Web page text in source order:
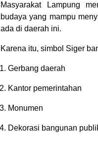
Masyarakat Lampung
budaya yang mampu
ada di daerah ini.
Karena itu, simbol Siger
Gerbang daerah
Kantor pemerintahan
Monumen
Dekorasi bangunan